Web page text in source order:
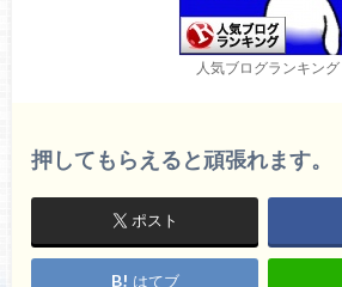
人気ブログランキング
押してもらえると頑張れます。
ポスト
はてブ